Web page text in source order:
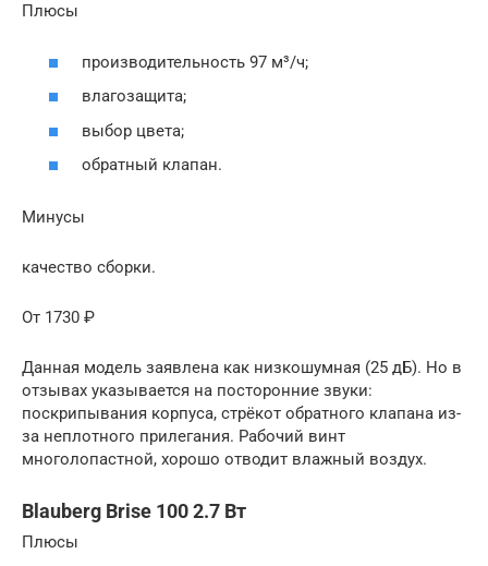
Плюсы
производительность 97 м³/ч;
влагозащита;
выбор цвета;
обратный клапан.
Минусы
качество сборки.
От 1730 ₽
Данная модель заявлена как низкошумная (25 дБ). Но в
отзывах указывается на посторонние звуки:
поскрипывания корпуса, стрёкот обратного клапана из-
за неплотного прилегания. Рабочий винт
многолопастной, хорошо отводит влажный воздух.
Blauberg Brise 100 2.7 Вт
Плюсы